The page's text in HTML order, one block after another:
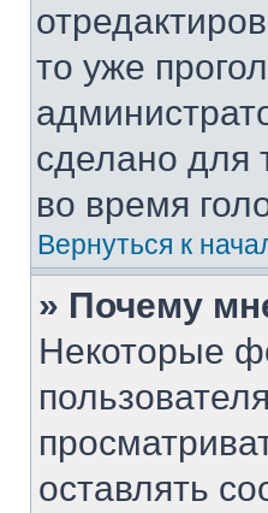
то уже
сделано для
во время
Вернуться к
» Почему
Некоторые
оставлять